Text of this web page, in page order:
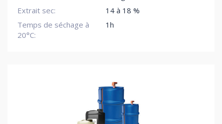
Extrait sec:
14 à 18 %
Temps de séchage à
20°C:
1h